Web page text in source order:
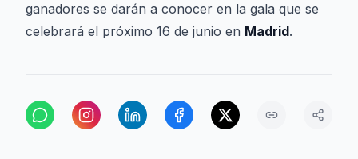
ganadores se darán a conocer en la gala que se
celebrará el próximo 16 de junio en Madrid.